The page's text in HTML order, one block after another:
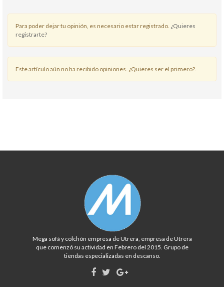
Para poder dejar tu opinión, es necesario estar registrado. ¿Quieres
registrarte?
Este artículo aún no ha recibido opiniones. ¿Quieres ser el primero?.
Mega sofá y colchón empresa de Utrera, empresa de Utrera
que comenzó su actividad en Febrero del 2015. Grupo de
tiendas especializadas en descanso.